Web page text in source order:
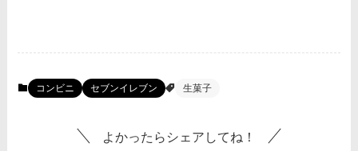
コンビニ セブンイレブン 生菓子
よかったらシェアしてね！